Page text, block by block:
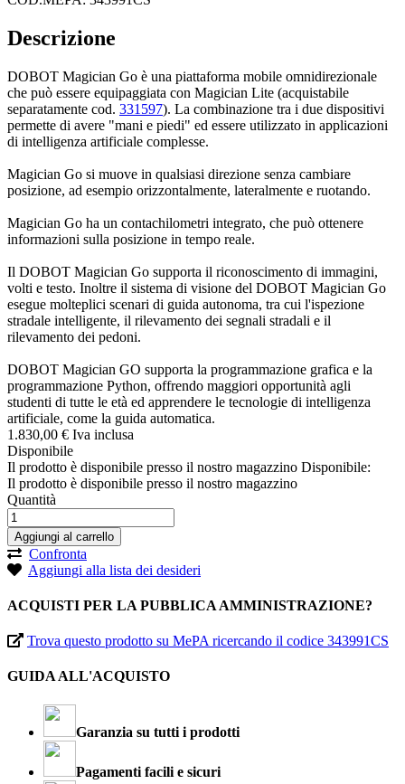
Descrizione
DOBOT Magician Go è una piattaforma mobile omnidirezionale
che può essere equipaggiata con Magician Lite (acquistabile
separatamente cod. 331597). La combinazione tra i due dispositivi
permette di avere "mani e piedi" ed essere utilizzato in applicazioni
di intelligenza artificiale complesse.
Magician Go si muove in qualsiasi direzione senza cambiare
posizione, ad esempio orizzontalmente, lateralmente e ruotando.
Magician Go ha un contachilometri integrato, che può ottenere
informazioni sulla posizione in tempo reale.
Il DOBOT Magician Go supporta il riconoscimento di immagini,
volti e testo. Inoltre il sistema di visione del DOBOT Magician Go
esegue molteplici scenari di guida autonoma, tra cui l'ispezione
stradale intelligente, il rilevamento dei segnali stradali e il
rilevamento dei pedoni.
DOBOT Magician GO supporta la programmazione grafica e la
programmazione Python, offrendo maggiori opportunità agli
studenti di tutte le età ed apprendere le tecnologie di intelligenza
artificiale, come la guida automatica.
1.830,00 € Iva inclusa
Disponibile
Il prodotto è disponibile presso il nostro magazzino Disponibile:
Il prodotto è disponibile presso il nostro magazzino
Quantità
Aggiungi al carrello
Confronta
Aggiungi alla lista dei desideri
ACQUISTI PER LA PUBBLICA AMMINISTRAZIONE?
Trova questo prodotto su MePA ricercando il codice 343991CS
GUIDA ALL'ACQUISTO
Garanzia su tutti i prodotti
Pagamenti facili e sicuri